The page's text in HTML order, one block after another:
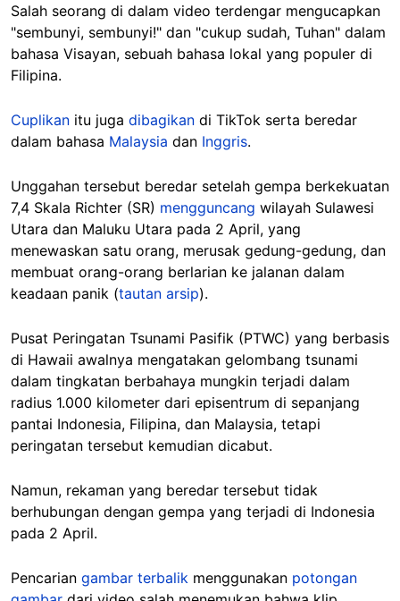
Salah seorang di dalam video terdengar mengucapkan
"sembunyi, sembunyi!" dan "cukup sudah, Tuhan" dalam
bahasa Visayan, sebuah bahasa lokal yang populer di
Filipina.
Cuplikan itu juga dibagikan di TikTok serta beredar
dalam bahasa Malaysia dan Inggris.
Unggahan tersebut beredar setelah gempa berkekuatan
7,4 Skala Richter (SR) mengguncang wilayah Sulawesi
Utara dan Maluku Utara pada 2 April, yang
menewaskan satu orang, merusak gedung-gedung, dan
membuat orang-orang berlarian ke jalanan dalam
keadaan panik (tautan arsip).
Pusat Peringatan Tsunami Pasifik (PTWC) yang berbasis
di Hawaii awalnya mengatakan gelombang tsunami
dalam tingkatan berbahaya mungkin terjadi dalam
radius 1.000 kilometer dari episentrum di sepanjang
pantai Indonesia, Filipina, dan Malaysia, tetapi
peringatan tersebut kemudian dicabut.
Namun, rekaman yang beredar tersebut tidak
berhubungan dengan gempa yang terjadi di Indonesia
pada 2 April.
Pencarian gambar terbalik menggunakan potongan